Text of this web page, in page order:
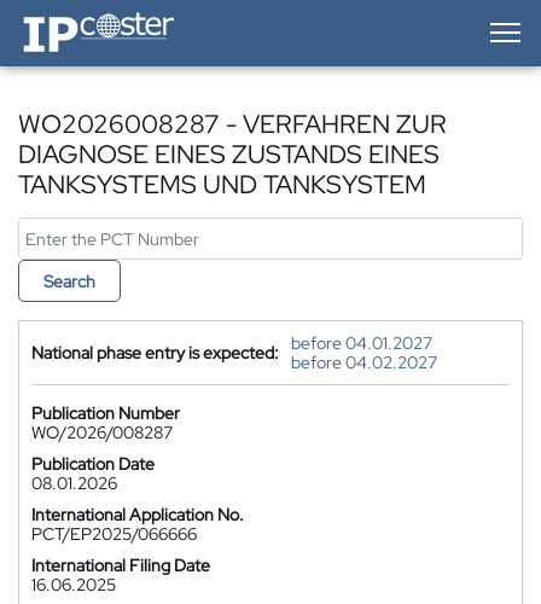
IP-Coster — Home
WO2026008287 - VERFAHREN ZUR
DIAGNOSE EINES ZUSTANDS EINES
TANKSYSTEMS UND TANKSYSTEM
Search
National phase entry is expected:
before 04.01.2027
before 04.02.2027
Publication Number
WO/2026/008287
Publication Date
08.01.2026
International Application No.
PCT/EP2025/066666
International Filing Date
16.06.2025